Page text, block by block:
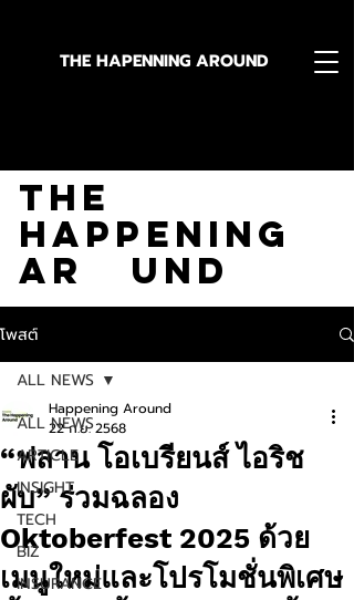
THE HAPENNING AROUND
The
Happening
Ar und
โพสต์
ALL NEWS
ARTICLE
INSIGHT
TECH
BIZ
INSURANCE
ALL NEWS
“ฟลาน โอเบรียนส์ ไอริช
ผับ” ร่วมฉลอง
Oktoberfest 2025 ด้วย
เมนูใหม่และโปรโมชั่นพิเศษ
Happening Around
22 ก.ย. 2568